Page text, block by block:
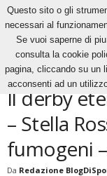
News
Il derby
–...
NEWS
Il derby
– Stella
fumogeni
Da Redazione
Questo sito o gli
necessari al
Se vuoi saperne di
consulta la cookie
pagina, cliccando su un
acconsenti ad un